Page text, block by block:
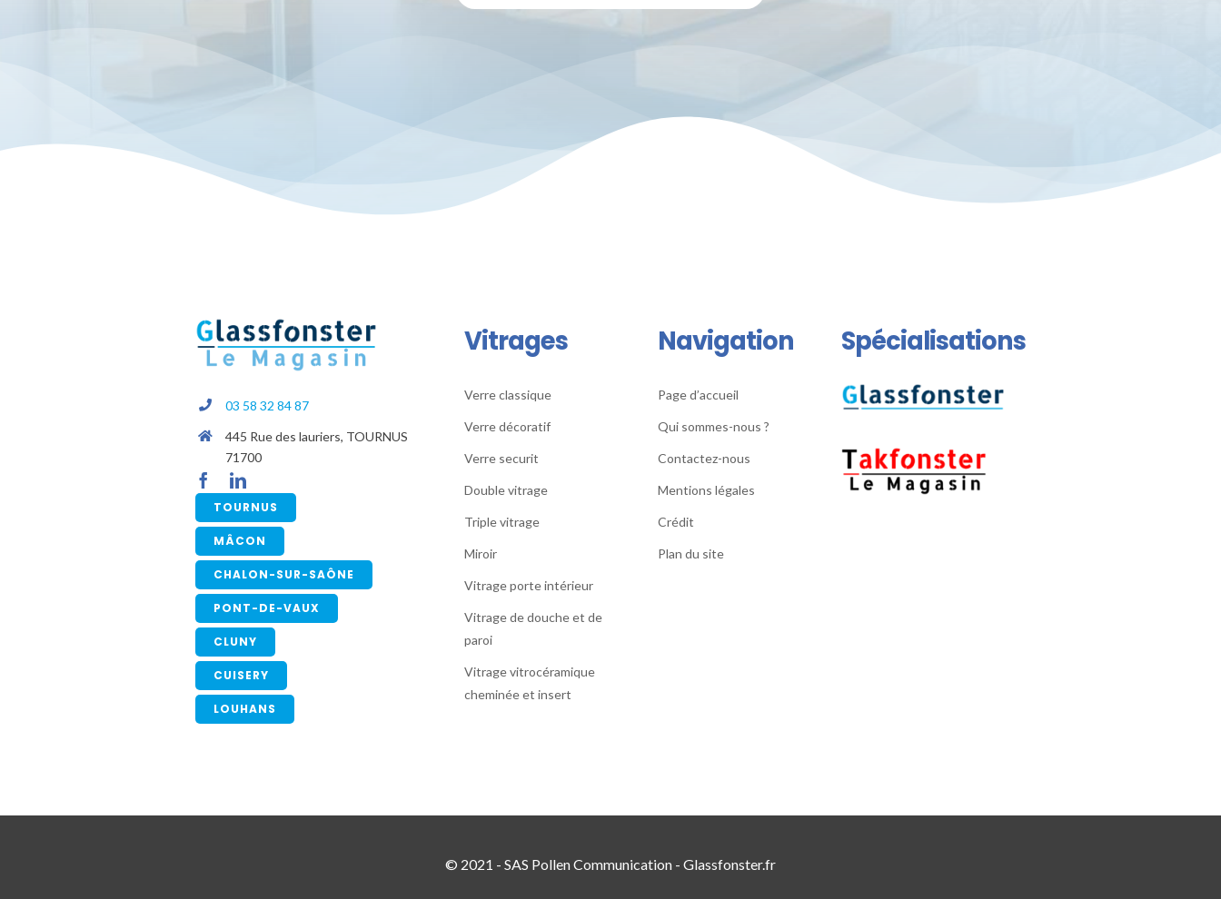
03 58 32 84 87
445 Rue des lauriers, TOURNUS
71700
TOURNUS
MÂCON
CHALON-SUR-SAÔNE
PONT-DE-VAUX
CLUNY
CUISERY
LOUHANS
Vitrages
Verre classique
Verre décoratif
Verre securit
Double vitrage
Triple vitrage
Miroir
Vitrage porte intérieur
Vitrage de douche et de
paroi
Vitrage vitrocéramique
cheminée et insert
Navigation
Page d’accueil
Qui sommes-nous ?
Contactez-nous
Mentions légales
Crédit
Plan du site
Spécialisations
© 2021 - SAS Pollen Communication - Glassfonster.fr